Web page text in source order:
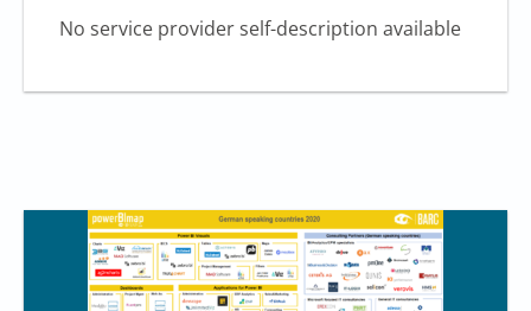
No service provider self-description available